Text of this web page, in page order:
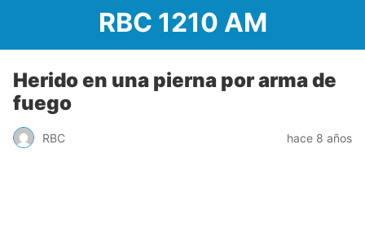
RBC 1210 AM
Herido en una pierna por arma de
fuego
RBC hace 8 años